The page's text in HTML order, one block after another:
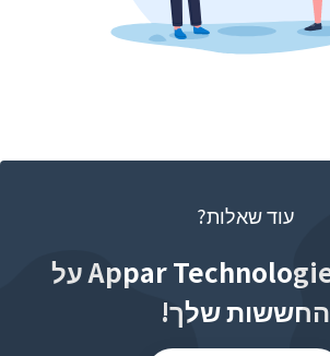
עוד שאלות?
דבר עם Appar Technologies על
החששות שלך!